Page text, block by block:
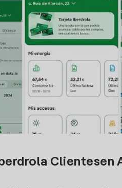
Clientesen